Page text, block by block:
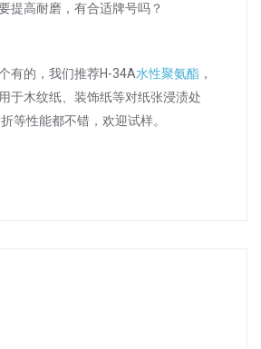
提高耐磨，有合适牌号吗？
有的，我们推荐H-34A水性聚氨酯 ，
于木纹纸、装饰纸等对纸张浸渍处
等性能都不错，欢迎试样。